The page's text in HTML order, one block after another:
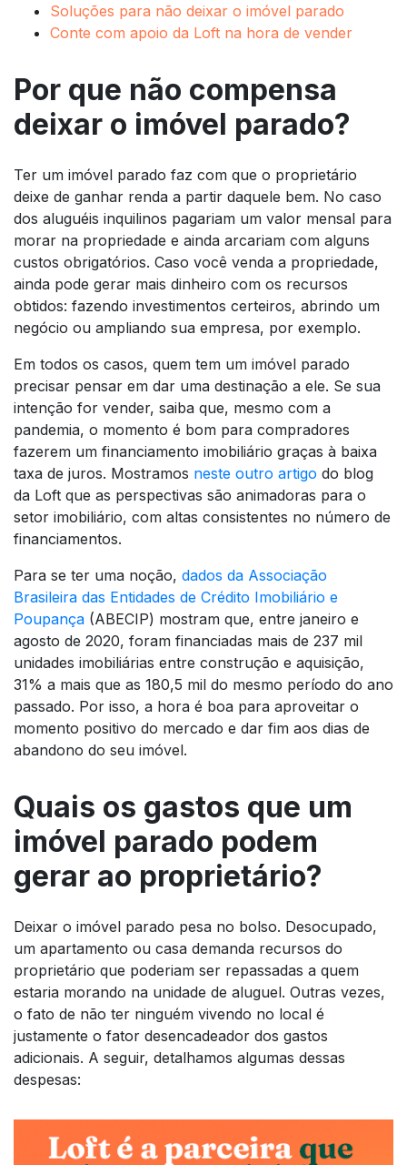
Soluções para não deixar o imóvel parado
Conte com apoio da Loft na hora de vender
Por que não compensa
deixar o imóvel parado?
Ter um imóvel parado faz com que o proprietário
deixe de ganhar renda a partir daquele bem. No caso
dos aluguéis inquilinos pagariam um valor mensal para
morar na propriedade e ainda arcariam com alguns
custos obrigatórios. Caso você venda a propriedade,
ainda pode gerar mais dinheiro com os recursos
obtidos: fazendo investimentos certeiros, abrindo um
negócio ou ampliando sua empresa, por exemplo.
Em todos os casos, quem tem um imóvel parado
precisar pensar em dar uma destinação a ele. Se sua
intenção for vender, saiba que, mesmo com a
pandemia, o momento é bom para compradores
fazerem um financiamento imobiliário graças à baixa
taxa de juros. Mostramos neste outro artigo do blog
da Loft que as perspectivas são animadoras para o
setor imobiliário, com altas consistentes no número de
financiamentos.
Para se ter uma noção, dados da Associação
Brasileira das Entidades de Crédito Imobiliário e
Poupança (ABECIP) mostram que, entre janeiro e
agosto de 2020, foram financiadas mais de 237 mil
unidades imobiliárias entre construção e aquisição,
31% a mais que as 180,5 mil do mesmo período do ano
passado. Por isso, a hora é boa para aproveitar o
momento positivo do mercado e dar fim aos dias de
abandono do seu imóvel.
Quais os gastos que um
imóvel parado podem
gerar ao proprietário?
Deixar o imóvel parado pesa no bolso. Desocupado,
um apartamento ou casa demanda recursos do
proprietário que poderiam ser repassadas a quem
estaria morando na unidade de aluguel. Outras vezes,
o fato de não ter ninguém vivendo no local é
justamente o fator desencadeador dos gastos
adicionais. A seguir, detalhamos algumas dessas
despesas: